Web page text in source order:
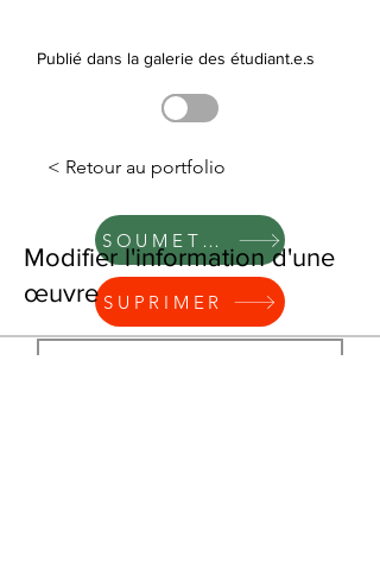
Publié dans la galerie des étudiant.e.s
SOUMETTRE
SUPRIMER
< Retour au portfolio
Modifier l'information d'une
œuvre